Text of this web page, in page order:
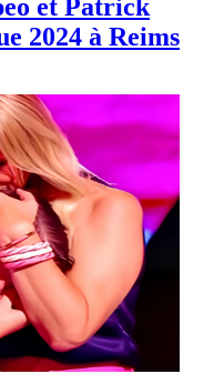
et Patrick
2024 à Reims